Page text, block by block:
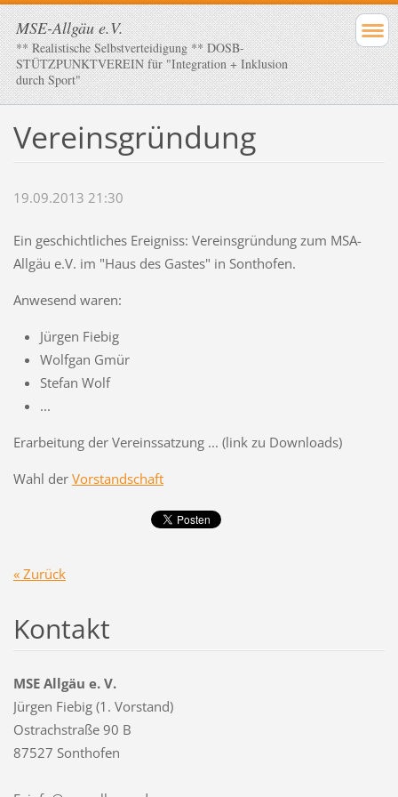
MSE-Allgäu e.V.
** Realistische Selbstverteidigung ** DOSB-
STÜTZPUNKTVEREIN für "Integration + Inklusion
durch Sport"
Vereinsgründung
19.09.2013 21:30
Ein geschichtliches Ereigniss: Vereinsgründung zum MSA-
Allgäu e.V. im "Haus des Gastes" in Sonthofen.
Anwesend waren:
Jürgen Fiebig
Wolfgan Gmür
Stefan Wolf
...
Erarbeitung der Vereinssatzung ... (link zu Downloads)
Wahl der Vorstandschaft
« Zurück
Kontakt
MSE Allgäu e. V.
Jürgen Fiebig (1. Vorstand)
Ostrachstraße 90 B
87527 Sonthofen